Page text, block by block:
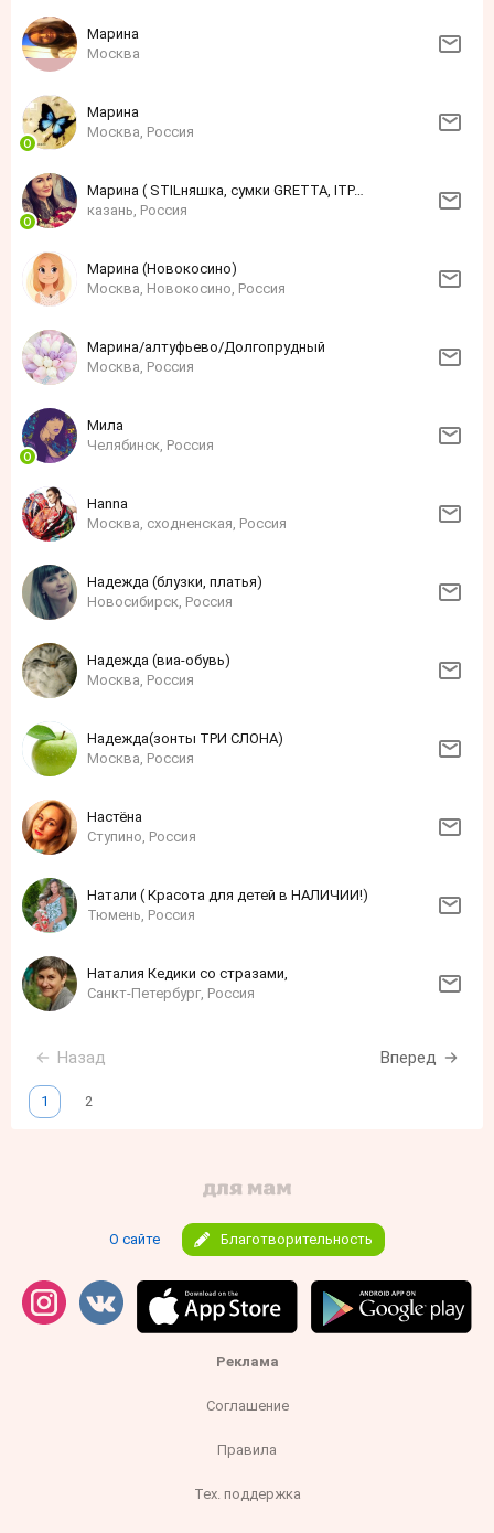
Марина
Москва
Марина
Москва, Россия
Марина ( STILняшка, сумки GRETTA, ITPARAD)
казань, Россия
Марина (Новокосино)
Москва, Новокосино, Россия
Марина/алтуфьево/Долгопрудный
Москва, Россия
Мила
Челябинск, Россия
Нanna
Москва, сходненская, Россия
Надежда (блузки, платья)
Новосибирск, Россия
Надежда (виа-обувь)
Москва, Россия
Надежда(зонты ТРИ СЛОНА)
Москва, Россия
Настёна
Ступино, Россия
Натали ( Красота для детей в НАЛИЧИИ!)
Тюмень, Россия
Наталия Кедики со стразами,
Санкт-Петербург, Россия
Назад Вперед
1 2
О сайте Благотворительность
Реклама
Соглашение
Правила
Тех. поддержка